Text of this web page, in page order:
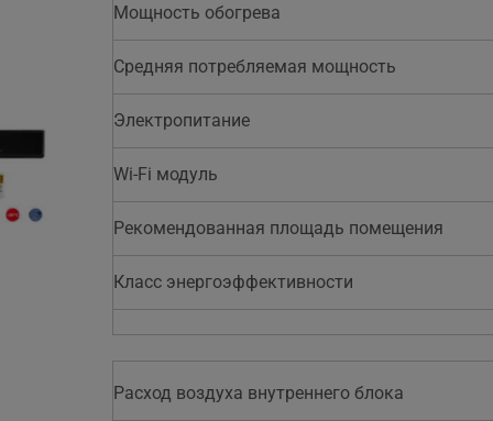
Мощность обогрева
Средняя потребляемая мощность
Электропитание
Wi-Fi модуль
Рекомендованная площадь помещения
Класс энергоэффективности
Расход воздуха внутреннего блока